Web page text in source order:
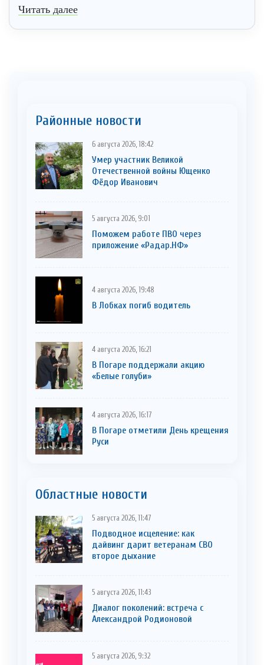
Читать далее
Районные новости
6 августа 2026, 18:42
Умер участник Великой
Отечественной войны Ющенко
Фёдор Иванович
5 августа 2026, 9:01
Поможем работе ПВО через
приложение «Радар.НФ»
4 августа 2026, 19:48
В Лобках погиб водитель
4 августа 2026, 16:21
В Погаре поддержали акцию
«Белые голуби»
4 августа 2026, 16:17
В Погаре отметили День крещения
Руси
Областные новости
5 августа 2026, 11:47
Подводное исцеление: как
дайвинг дарит ветеранам СВО
второе дыхание
5 августа 2026, 11:43
Диалог поколений: встреча с
Александрой Родионовой
5 августа 2026, 9:32